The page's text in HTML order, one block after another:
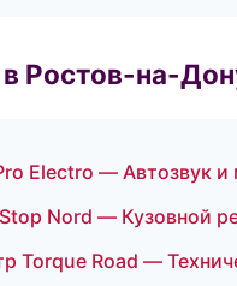
Ростов-на-
Electro — Автозвук и
Nord — Кузовной
Torque Road —